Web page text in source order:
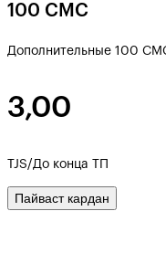
100 СМС
Дополнительные 100
3,00
TJS/До конца ТП
Пайваст кардан